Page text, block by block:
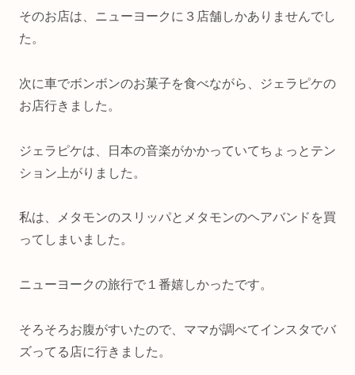
そのお店は、ニューヨークに３店舗しかありませんでし
た。
次に車でボンボンのお菓子を食べながら、ジェラピケの
お店行きました。
ジェラピケは、日本の音楽がかかっていてちょっとテン
ション上がりました。
私は、メタモンのスリッパとメタモンのヘアバンドを買
ってしまいました。
ニューヨークの旅行で１番嬉しかったです。
そろそろお腹がすいたので、ママが調べてインスタでバ
ズってる店に行きました。